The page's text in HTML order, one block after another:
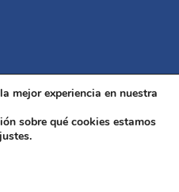
mejor experiencia en nuestra
sobre qué cookies estamos